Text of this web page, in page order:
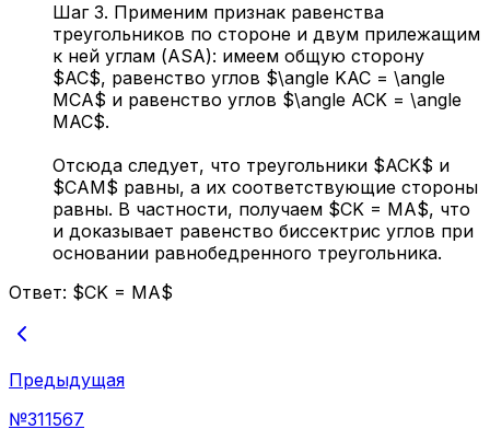
Шаг 3. Применим признак равенства
треугольников по стороне и двум прилежащим
к ней углам (ASA): имеем общую сторону
$AC$, равенство углов $\angle KAC = \angle
MCA$ и равенство углов $\angle ACK = \angle
MAC$.
Отсюда следует, что треугольники $ACK$ и
$CAM$ равны, а их соответствующие стороны
равны. В частности, получаем $CK = MA$, что
и доказывает равенство биссектрис углов при
основании равнобедренного треугольника.
Ответ: $CK = MA$
Предыдущая
№311567